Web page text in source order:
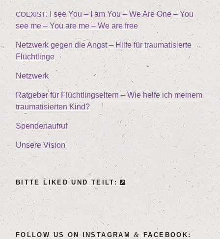
COEXIST: I see You – I am You – We Are One – You
see me – You are me – We are free
Netz­werk gegen die Angst – Hil­fe für trau­ma­ti­sier­te
Flüchtlinge
Netz­werk
Rat­ge­ber für Flücht­lings­el­tern – Wie hel­fe ich mei­nem
trau­ma­ti­sier­ten Kind?
Spen­den­auf­ruf
Unse­re Vision
BIT­TE LIK­ED UND TEILT:
FOL­LOW US ON INSTA­GRAM&FACEBOOK: